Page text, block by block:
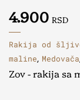
4.900 RSD
Rakija od
maline, Medovača
Zov - rakija sa